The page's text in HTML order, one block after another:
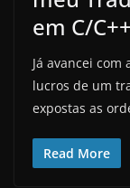
em C/
Já avancei
lucros de um
expostas as
Read More